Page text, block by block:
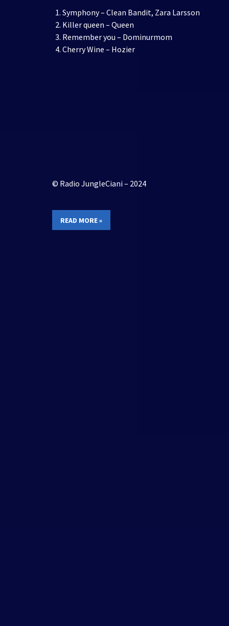
Symphony – Clean Bandit, Zara Larsson
Killer queen – Queen
Remember you – Dominurmom
Cherry Wine – Hozier
© Radio JungleCiani – 2024
READ MORE »